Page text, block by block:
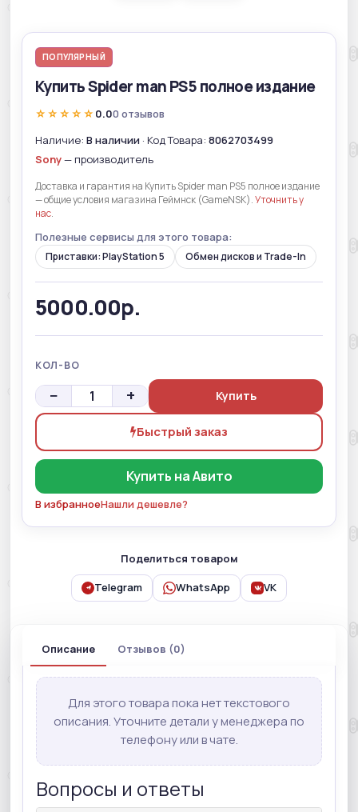
ПОПУЛЯРНЫЙ
Купить Spider man PS5 полное издание
☆☆☆☆☆ 0.00 отзывов
Наличие: В наличии · Код Товара: 8062703499
Sony— производитель
Доставка и гарантия на Купить Spider man PS5 полное издание
— общие условия магазина Геймнск (GameNSK).Уточнить у
нас.
Полезные сервисы для этого товара:
Приставки: PlayStation 5 Обмен дисков и Trade-In
5000.00р.
КОЛ-ВО
− + Купить
Быстрый заказ
Купить на Авито
В избранноеНашли дешевле?
Поделиться товаром
Telegram WhatsApp VK
Описание Отзывов (0)
Для этого товара пока нет текстового
описания. Уточните детали у менеджера по
телефону или в чате.
Вопросы и ответы